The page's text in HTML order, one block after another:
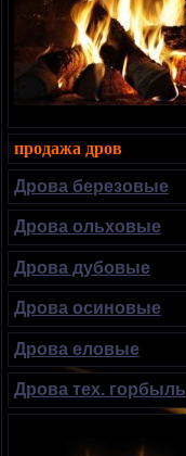
продажа дров
Дрова березовые
Дрова ольховые
Дрова дубовые
Дрова осиновые
Дрова еловые
Дрова тех. горбыль